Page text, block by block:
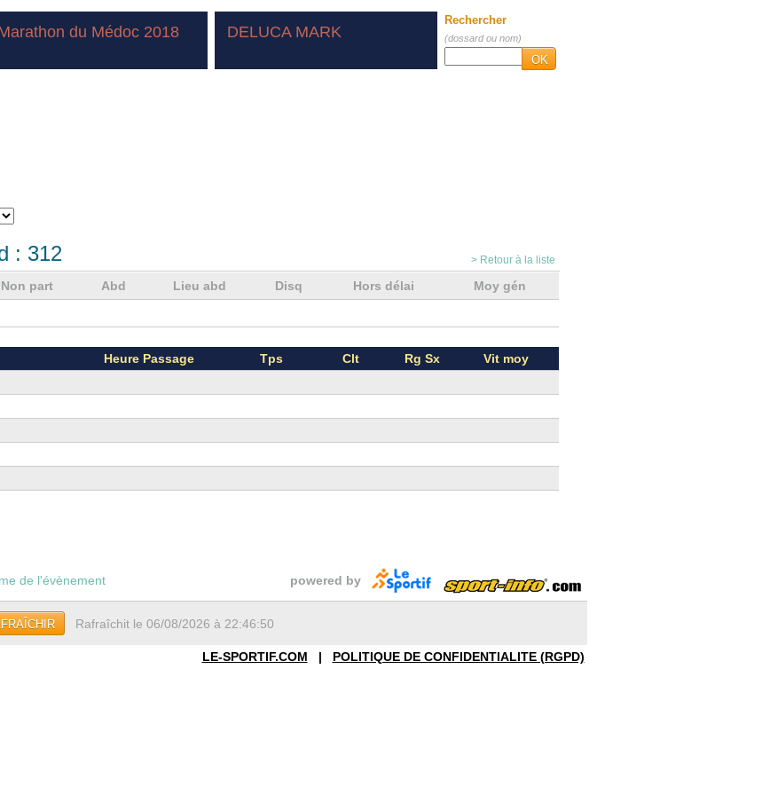
du Médoc 2018 DELUCA MARK
Rechercher
(dossard ou nom)
OK
: 312 > Retour à la liste
Non part Abd Lieu abd Disq Hors délai
Moy gén
Heure Passage Tps Clt Rg Sx
Vit moy
de l'évènement powered by
Rafraîchit le 06/08/2026 à 22:46:50
LE-SPORTIF.COM | POLITIQUE DE CONFIDENTIALITE (RGPD)